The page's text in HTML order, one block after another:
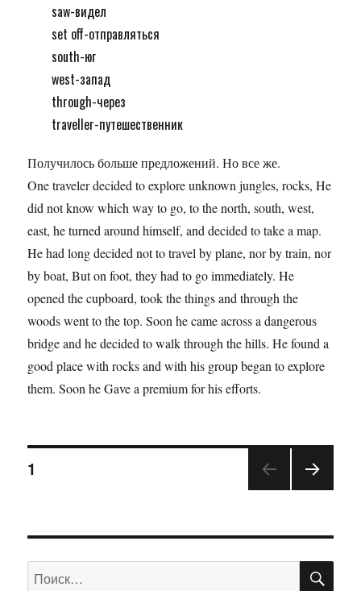
saw-видел
set off-отправляться
south-юг
west-запад
through-через
traveller-путешественник
Получилось больше предложений. Но все же.
One traveler decided to explore unknown jungles, rocks, He
did not know which way to go, to the north, south, west,
east, he turned around himself, and decided to take a map.
He had long decided not to travel by plane, nor by train, nor
by boat, But on foot, they had to go immediately. He
opened the cupboard, took the things and through the
woods went to the top. Soon he came across a dangerous
bridge and he decided to walk through the hills. He found a
good place with rocks and with his group began to explore
them. Soon he Gave a premium for his efforts.
1
Искать: